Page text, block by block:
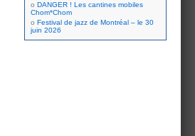
DANGER ! Les cantines mobiles
Chom*Chom
Festival de jazz de Montréal – le 30
juin 2026